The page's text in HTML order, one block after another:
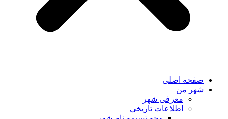
صفحه اصلی
شهر من
معرفی شهر
اطلاعات تاریخی